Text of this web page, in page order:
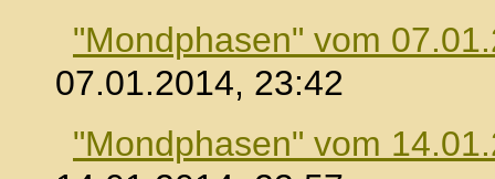
"Mondphasen" vom
07.01.2014, 23:42
"Mondphasen" vom